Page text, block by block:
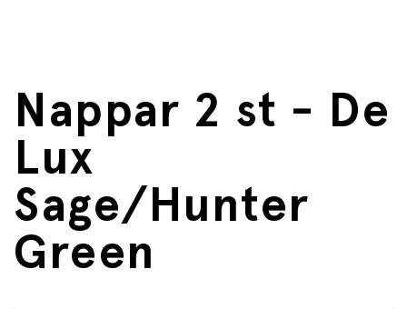
Nappar 2 st - De
Lux
Sage/Hunter
Green